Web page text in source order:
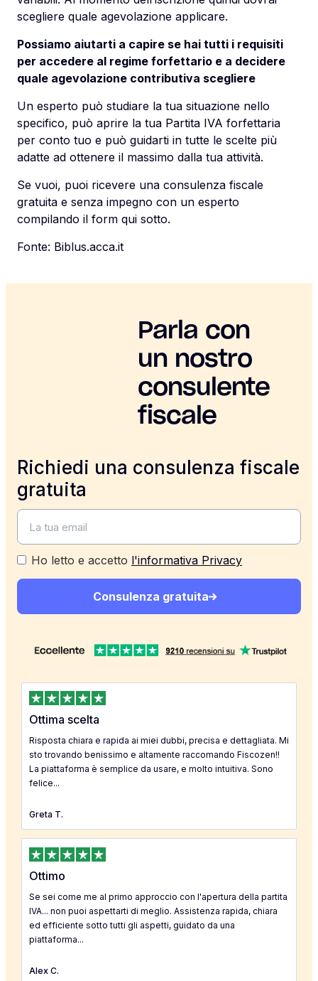
scegliere quale agevolazione applicare.
Possiamo aiutarti a capire se hai tutti i requisiti
per accedere al regime forfettario e a decidere
quale agevolazione contributiva scegliere
Un esperto può studiare la tua situazione nello
specifico, può aprire la tua Partita IVA forfettaria
per conto tuo e può guidarti in tutte le scelte più
adatte ad ottenere il massimo dalla tua attività.
Se vuoi, puoi ricevere una consulenza fiscale
gratuita e senza impegno con un esperto
compilando il form qui sotto.
Fonte: Biblus.acca.it
Parla con
un nostro
consulente
fiscale
Richiedi una consulenza fiscale
gratuita
Ho letto e accetto l'informativa Privacy
Consulenza gratuita
Ottima scelta
Risposta chiara e rapida ai miei dubbi, precisa e dettagliata. Mi
sto trovando benissimo e altamente raccomando Fiscozen!!
La piattaforma è semplice da usare, e molto intuitiva. Sono
felice...
Greta T.
Ottimo
Se sei come me al primo approccio con l'apertura della partita
IVA... non puoi aspettarti di meglio. Assistenza rapida, chiara
ed efficiente sotto tutti gli aspetti, guidato da una
piattaforma...
Alex C.